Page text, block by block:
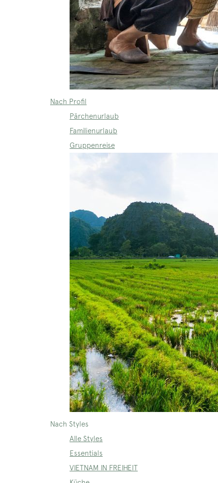
Nach Profil
Pärchenurlaub
Familienurlaub
Gruppenreise
Nach Styles
Alle Styles
Essentials
VIETNAM IN FREIHEIT